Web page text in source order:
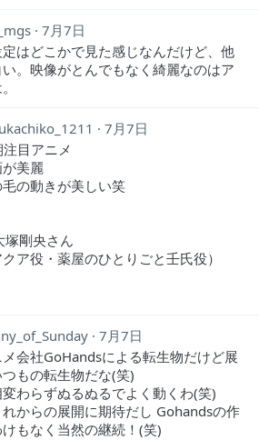
7月7日
はどこかで見た感じなんだけど、他
。映像がとんでもなく綺麗なのはア
7月7日
目アニメ
美麗
の動きが美しい笑
塚剛央さん
クア役・薬屋のひとりごと壬氏役）
7月7日
会社GoHandsによる転生物だけど展
もの転生物だな(笑)
わらずぬるぬるでよく動くわ(笑)
からの展開に期待だし Gohandsの作
もなく当然の継続！(笑)